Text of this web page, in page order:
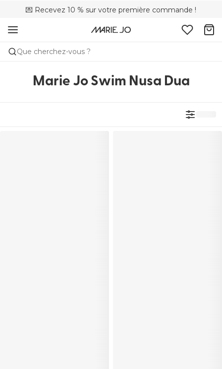
💌 Recevez 10 % sur votre première commande !
🚚 Livraison gratuite à partir de $150
🌍Vendu dans 173 boutiques au Canada
Que cherchez-vous ?
Marie Jo Swim Nusa Dua